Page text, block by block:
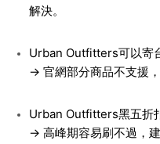
解決。
Urban Outfitters可以寄
→ 官網部分商品不支援
Urban Outfitters黑五折
→ 高峰期容易刷不過，